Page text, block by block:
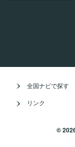
全国ナビで探す
リンク
©